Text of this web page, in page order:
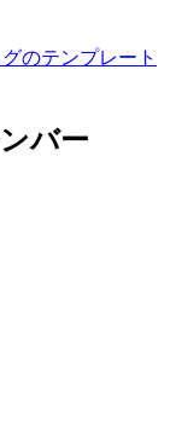
のテンプレート
バー